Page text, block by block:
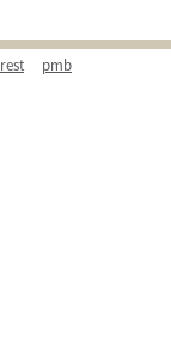
pmb